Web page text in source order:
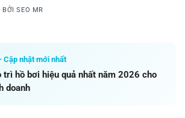
BỞISEO MR
Cập nhật mới nhất
trì hồ bơi hiệu quả nhất năm 2026 cho
doanh